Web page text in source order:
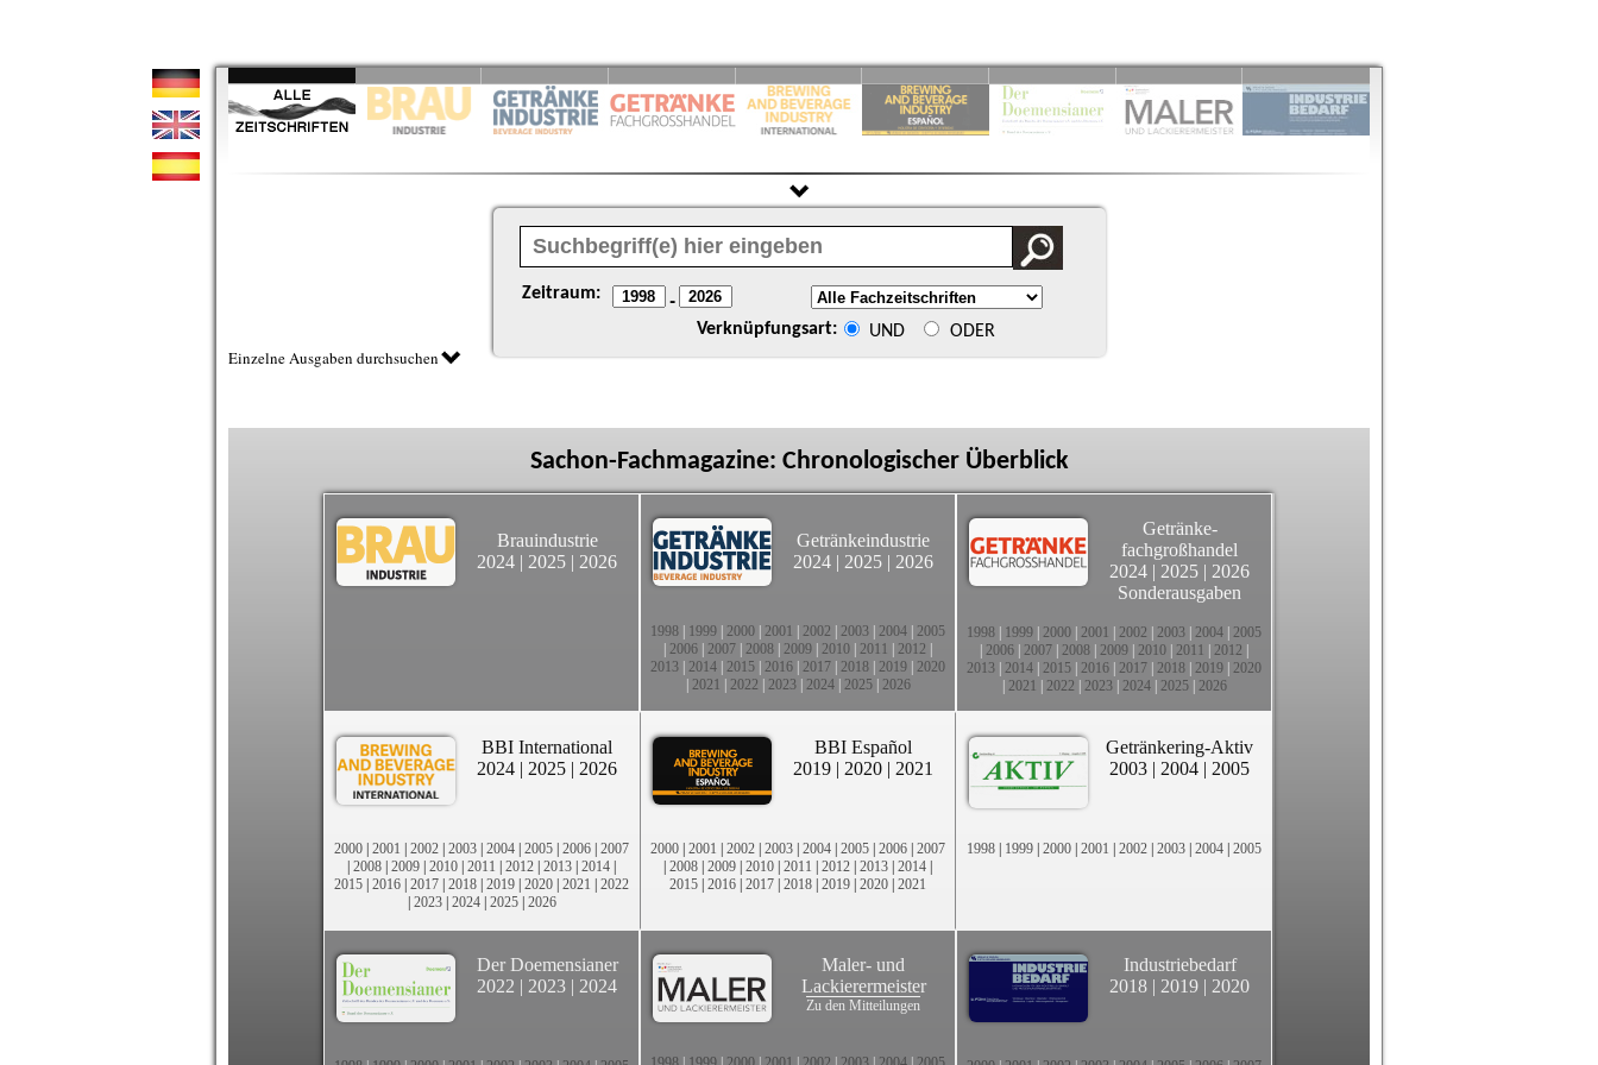
Zeitraum: -
Verknüpfungsart: UND ODER
Einzelne Ausgaben durchsuchen
Sachon-Fachmagazine: Chronologischer Überblick
Brauindustrie
2024 | 2025 | 2026
Getränkeindustrie
2024 | 2025 | 2026
1998 1999 2000 2001 2002 2003 2004 2005
2006 2007 2008 2009 2010 2011 2012
2013 2014 2015 2016 2017 2018 2019 2020
2021 2022 2023| 2024| 2025| 2026
Getränke-
fachgroßhandel
2024 | 2025 | 2026
Sonderausgaben
1998 1999 2000 2001 2002 2003 2004 2005
2006 2007 2008 2009 2010 2011 2012
2013 2014 2015 2016 2017 2018 2019 2020
2021 2022 2023| 2024| 2025| 2026
BBI International
2024 | 2025 | 2026
2000 | 2001 | 2002 | 2003 | 2004 | 2005 | 2006 | 2007
| 2008 | 2009 | 2010 | 2011 | 2012 | 2013 | 2014 |
2015 | 2016 | 2017 | 2018 | 2019 | 2020 | 2021 | 2022
| 2023| 2024| 2025| 2026
BBI Español
2019 | 2020 | 2021
2000 | 2001 | 2002 | 2003 | 2004 | 2005 | 2006 | 2007
| 2008 | 2009 | 2010 | 2011 | 2012 | 2013 | 2014 |
2015 | 2016 | 2017 | 2018 | 2019 | 2020 | 2021
Getränkering-Aktiv
2003 | 2004 | 2005
1998 | 1999 | 2000 | 2001 | 2002 | 2003 | 2004 | 2005
Der Doemensianer
2022 | 2023 | 2024
Maler- und
Lackierermeister
Zu den Mitteilungen
Industriebedarf
2018 | 2019 | 2020